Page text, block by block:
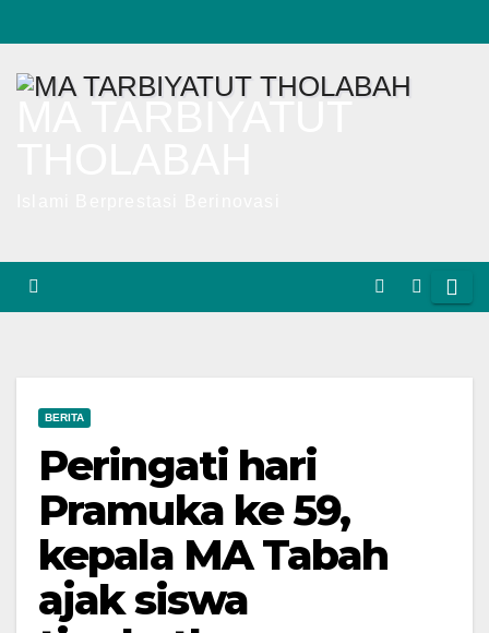
to
content
BERITA
Peringati hari
Pramuka ke 59,
kepala MA Tabah
ajak siswa